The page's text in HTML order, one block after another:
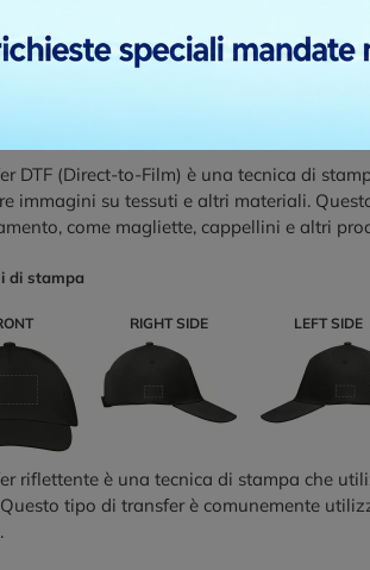
DTF (Direct-to-Film) è una tecnica di
immagini su tessuti e altri materiali.
come magliette, cappellini e altri
di stampa
RIGHT SIDE LEFT SIDE
riflettente è una tecnica di stampa che
tipo di transfer è comunemente